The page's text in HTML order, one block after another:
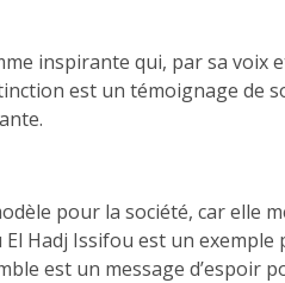
inspirante qui, par sa voix
est un témoignage de
pour la société, car elle
Hadj Issifou est un
est un message d’espoir